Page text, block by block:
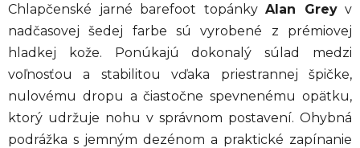
Chlapčenské jarné barefoot topánky Alan Greyv
nadčasovej šedej farbe sú vyrobené z prémiovej
hladkej kože. Ponúkajú dokonalý súlad medzi
voľnosťou a stabilitou vďaka priestrannej špičke,
nulovému dropu a čiastočne spevnenému opätku,
ktorý udržuje nohu v správnom postavení. Ohybná
podrážka s jemným dezénom a praktické zapínanie